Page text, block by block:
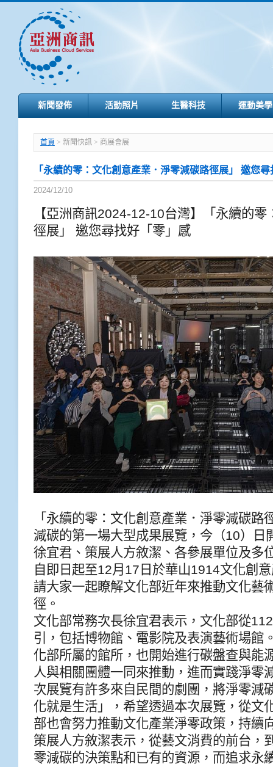
新聞發佈 活動照片 生醫科技 運動美學
首頁 > 新聞快訊 > 商展會展
「永續的零：文化創意產業．淨零減碳路徑展」 邀您
2024/12/10
【亞洲商訊2024-12-10台灣】「永續的
徑展」 邀您尋找好「零」感
「永續的零：文化創意產業．淨零減碳
減碳的第一場大型成果展覽，今（10）日
徐宜君、策展人方敘潔、各參展單位及多
自即日起至12月17日於華山1914文化創
請大家一起瞭解文化部近年來推動文化藝
徑。
文化部常務次長徐宜君表示，文化部從
引，包括博物館、電影院及表演藝術場館
化部所屬的館所，也開始進行碳盤查與能
人與相關團體一同來推動，進而實踐淨零
次展覽有許多來自民間的劇團，將淨零減
化就是生活」，希望透過本次展覽，從文
部也會努力推動文化產業淨零政策，持續
策展人方敘潔表示，從藝文消費的前台，
零減碳的決策點和已有的資源，而追求永